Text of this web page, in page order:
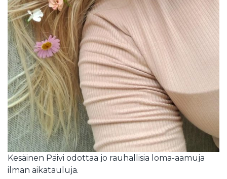
Kesäinen Päivi odottaa jo rauhallisia loma-aamuja
ilman aikatauluja.